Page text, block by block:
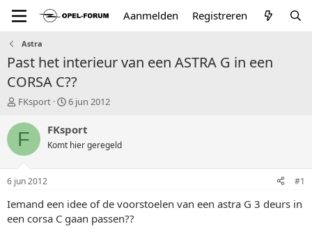
Aanmelden Registreren
Astra
Past het interieur van een ASTRA G in een
CORSA C??
T
p
a
r
e
FKsport
S
a
r
t
u
6 jun 2012
F FKsport
Komt hier geregeld
6 jun 2012 #1
Iemand een idee of de voorstoelen van een astra G 3 deurs in
een corsa C gaan passen??